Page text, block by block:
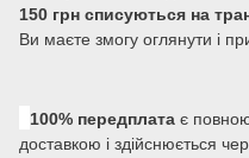
150 грн списуються на
Ви маєте змогу оглянути і
100% передплата є
доставкою і здійснюється